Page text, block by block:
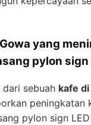
yang
pylon sign
sebuah kafe
peningkatan
pylon sign